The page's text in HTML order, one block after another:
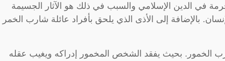
في الدين الإسلامي والسبب في ذلك هو الآثار الجسيمة
بالإضافة إلى الأذى الذي يلحق بأفراد عائلة شارب الخمر
بحيث يفقد الشخص المخمور إدراكه ويغيب عقله